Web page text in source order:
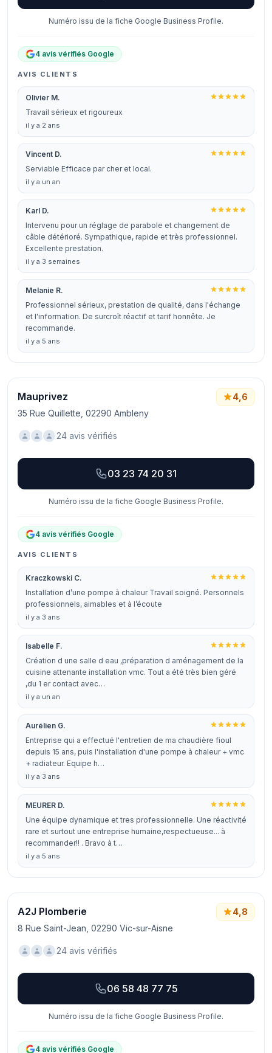
Numéro issu de la fiche Google Business Profile.
4 avis vérifiés Google
AVIS CLIENTS
Olivier M.
Travail sérieux et rigoureux
il y a 2 ans
Vincent D.
Serviable Efficace par cher et local.
il y a un an
Karl D.
Intervenu pour un réglage de parabole et changement de
câble détérioré. Sympathique, rapide et très professionnel.
Excellente prestation.
il y a 3 semaines
Melanie R.
Professionnel sérieux, prestation de qualité, dans l'échange
et l'information. De surcroît réactif et tarif honnête. Je
recommande.
il y a 5 ans
Mauprivez
35 Rue Quillette, 02290 Ambleny
4,6
24 avis vérifiés
03 23 74 20 31
Numéro issu de la fiche Google Business Profile.
4 avis vérifiés Google
AVIS CLIENTS
Kraczkowski C.
Installation d’une pompe à chaleur Travail soigné. Personnels
professionnels, aimables et à l’écoute
il y a 3 ans
Isabelle F.
Création d une salle d eau ,préparation d aménagement de la
cuisine attenante installation vmc. Tout a été très bien géré
,du 1 er contact avec…
il y a un an
Aurélien G.
Entreprise qui a effectué l'entretien de ma chaudière fioul
depuis 15 ans, puis l'installation d'une pompe à chaleur + vmc
+ radiateur. Equipe h…
il y a 3 ans
MEURER D.
Une équipe dynamique et tres professionnelle. Une réactivité
rare et surtout une entreprise humaine,respectueuse... à
recommander!! . Bravo à t…
il y a 5 ans
A2J Plomberie
8 Rue Saint-Jean, 02290 Vic-sur-Aisne
4,8
24 avis vérifiés
06 58 48 77 75
Numéro issu de la fiche Google Business Profile.
4 avis vérifiés Google